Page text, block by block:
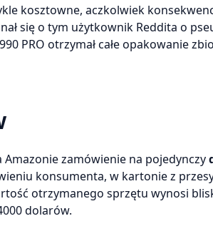
się o tym użytkownik Reddita o
PRO otrzymał całe opakowanie
Amazonie zamówienie na pojedynczy
konsumenta, w kartonie z
otrzymanego sprzętu wynosi
dolarów.